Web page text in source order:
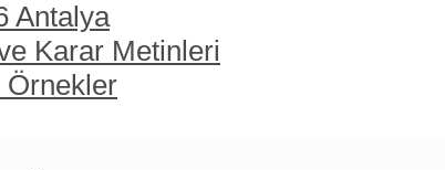
Antalya
Karar Metinleri
Örnekler